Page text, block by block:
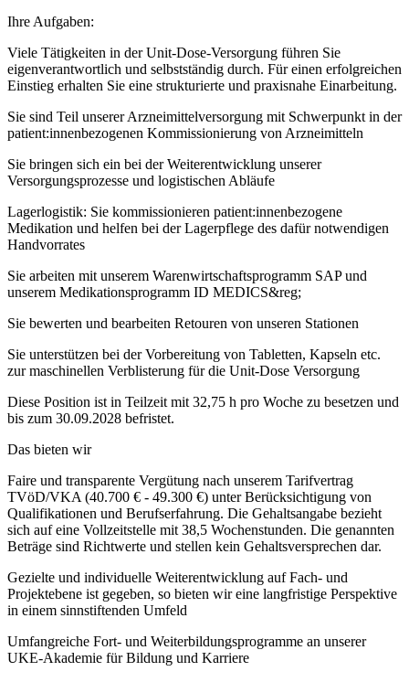
Ihre Aufgaben:
Viele Tätigkeiten in der Unit-Dose-Versorgung führen Sie
eigenverantwortlich und selbstständig durch. Für einen erfolgreichen
Einstieg erhalten Sie eine strukturierte und praxisnahe Einarbeitung.
Sie sind Teil unserer Arzneimittelversorgung mit Schwerpunkt in der
patient:innenbezogenen Kommissionierung von Arzneimitteln
Sie bringen sich ein bei der Weiterentwicklung unserer
Versorgungsprozesse und logistischen Abläufe
Lagerlogistik: Sie kommissionieren patient:innenbezogene
Medikation und helfen bei der Lagerpflege des dafür notwendigen
Handvorrates
Sie arbeiten mit unserem Warenwirtschaftsprogramm SAP und
unserem Medikationsprogramm ID MEDICS&reg;
Sie bewerten und bearbeiten Retouren von unseren Stationen
Sie unterstützen bei der Vorbereitung von Tabletten, Kapseln etc.
zur maschinellen Verblisterung für die Unit-Dose Versorgung
Diese Position ist in Teilzeit mit 32,75 h pro Woche zu besetzen und
bis zum 30.09.2028 befristet.
Das bieten wir
Faire und transparente Vergütung nach unserem Tarifvertrag
TVöD/VKA (40.700 € - 49.300 €) unter Berücksichtigung von
Qualifikationen und Berufserfahrung. Die Gehaltsangabe bezieht
sich auf eine Vollzeitstelle mit 38,5 Wochenstunden. Die genannten
Beträge sind Richtwerte und stellen kein Gehaltsversprechen dar.
Gezielte und individuelle Weiterentwicklung auf Fach- und
Projektebene ist gegeben, so bieten wir eine langfristige Perspektive
in einem sinnstiftenden Umfeld
Umfangreiche Fort- und Weiterbildungsprogramme an unserer
UKE-Akademie für Bildung und Karriere